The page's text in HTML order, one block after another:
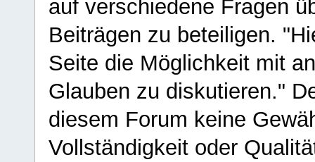
auf verschiedene Fragen
Beiträgen zu beteiligen.
Seite die Möglichkeit mit
Glauben zu diskutieren."
diesem Forum keine
Vollständigkeit oder